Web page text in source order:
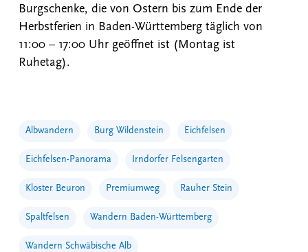
Burgschenke, die von Ostern bis zum Ende der
Herbstferien in Baden-Württemberg täglich von
11:00 – 17:00 Uhr geöffnet ist (Montag ist
Ruhetag).
Albwandern Burg Wildenstein Eichfelsen
Eichfelsen-Panorama Irndorfer Felsengarten
Kloster Beuron Premiumweg Rauher Stein
Spaltfelsen Wandern Baden-Württemberg
Wandern Schwäbische Alb